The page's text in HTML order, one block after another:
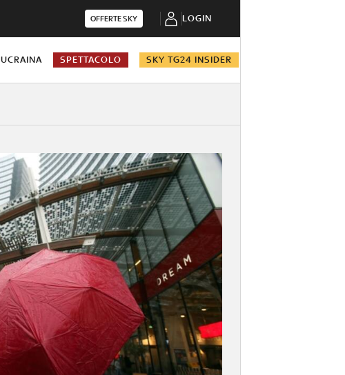
OFFERTE SKY LOGIN
UCRAINA SPETTACOLO SKY TG24 INSIDER